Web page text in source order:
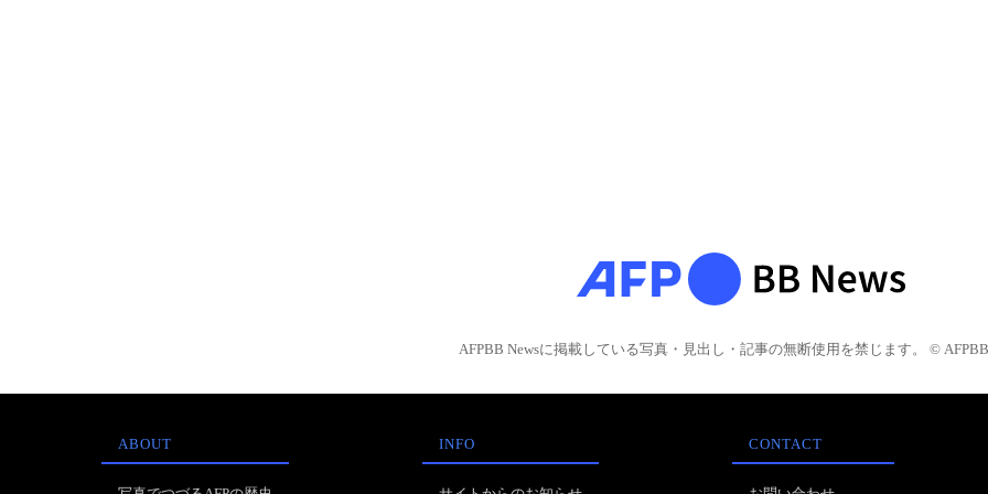
AFPBB Newsに掲載している写真・見出し・記事の無断使用を禁じます。 © AFPBB
ABOUT INFO CONTACT